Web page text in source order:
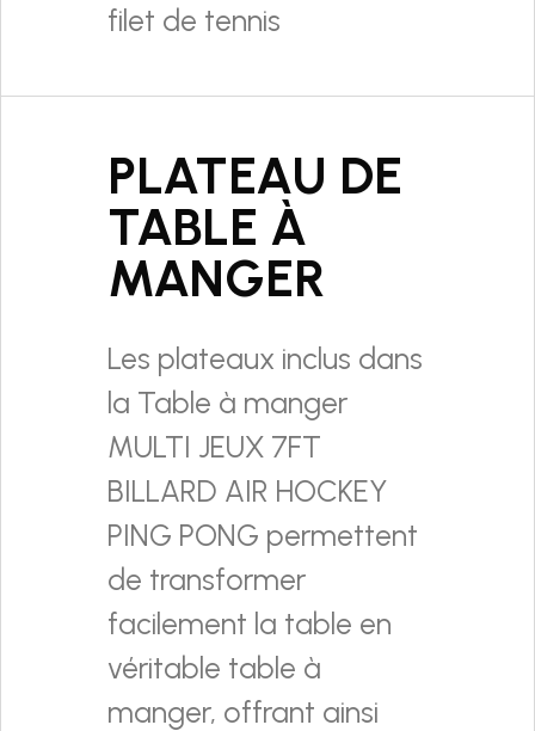
filet de tennis
PLATEAU DE
TABLE À
MANGER
Les plateaux inclus dans
la Table à manger
MULTI JEUX 7FT
BILLARD AIR HOCKEY
PING PONG permettent
de transformer
facilement la table en
véritable table à
manger, offrant ainsi